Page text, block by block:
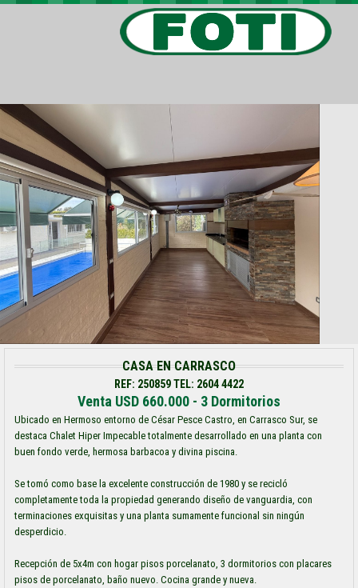
BARRIOS PRIVADOS
VIV. SOCIAL
CONTACTO
CASA EN CARRASCO
REF: 250859 TEL: 2604 4422
Venta USD 660.000 - 3 Dormitorios
Ubicado en Hermoso entorno de César Pesce Castro, en Carrasco Sur, se
destaca Chalet Hiper Impecable totalmente desarrollado en una planta con
buen fondo verde, hermosa barbacoa y divina piscina.
Se tomó como base la excelente construcción de 1980 y se recicló
completamente toda la propiedad generando diseño de vanguardia, con
terminaciones exquisitas y una planta sumamente funcional sin ningún
desperdicio.
Recepción de 5x4m con hogar pisos porcelanato, 3 dormitorios con placares
pisos de porcelanato, baño nuevo. Cocina grande y nueva.